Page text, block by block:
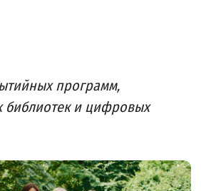
программ,
библиотек и цифровых